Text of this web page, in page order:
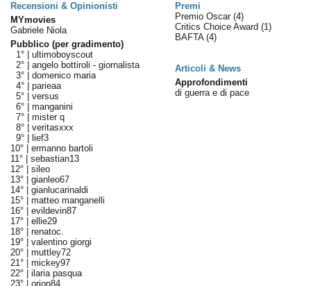
Recensioni & Opinionisti
Premi
MYmovies
Gabriele Niola
Pubblico (per gradimento)
1° | ultimoboyscout
2° | angelo bottiroli - giornalista
3° | domenico maria
4° | parieaa
5° | versus
6° | manganini
7° | mister q
8° | veritasxxx
9° |
lief3
10° | ermanno bartoli
11° | sebastian13
12° | sileo
13° | gianleo67
14° | gianlucarinaldi
15° | matteo manganelli
16° | evildevin87
17° | ellie29
18° | renatoc.
19° | valentino giorgi
20° | muttley72
21° | mickey97
22° | ilaria pasqua
23° | orion84
Premio Oscar (4)
Critics Choice Award (1)
BAFTA (4)
Articoli & News
Approfondimenti
di guerra e di pace